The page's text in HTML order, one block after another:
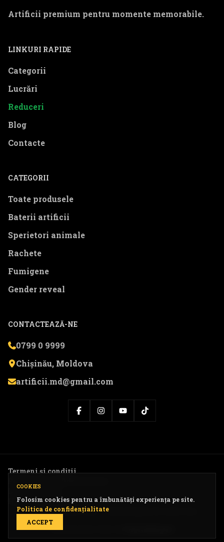
Artificii premium pentru momente memorabile.
LINKURI RAPIDE
Categorii
Lucrări
Reduceri
Blog
Contacte
CATEGORII
Toate produsele
Baterii artificii
Sperietori animale
Rachete
Fumigene
Gender reveal
CONTACTEAZĂ-NE
0799 0 9999
Chișinău, Moldova
artificii.md@gmail.com
Termeni și condiții
Livrare și retur
Harta website-ului
© 2026 Artificii.md — Toate drepturile rezervate.
Website dezvoltat de
COOKIES
Folosim cookies pentru a îmbunătăți experiența pe site.
Politica de confidențialitate
ACCEPT